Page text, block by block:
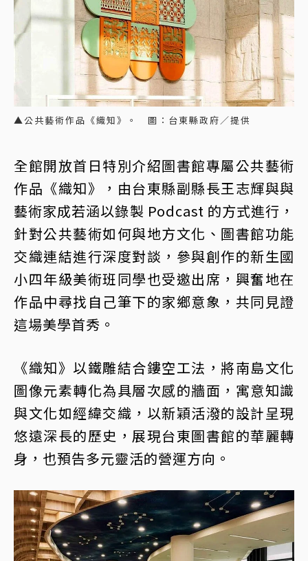
▲公共藝術作品《織知》。 圖：台東縣政府／提供
全館開放首日特別介紹圖書館專屬公共藝術
作品《織知》，由台東縣副縣長王志輝與與
藝術家成若涵以錄製 Podcast 的方式進行，
針對公共藝術如何與地方文化、圖書館功能
交織連結進行深度對談，參與創作的新生國
小四年級美術班同學也受邀出席，興奮地在
作品中尋找自己筆下的家鄉意象，共同見證
這場美學首秀。
《織知》以鐵雕結合鏤空工法，將南島文化
圖像元素轉化為具層次感的牆面，寓意知識
與文化如經緯交織，以新穎活潑的設計呈現
悠遠深長的歷史，展現台東圖書館的華麗轉
身，也預告多元靈活的營運方向。